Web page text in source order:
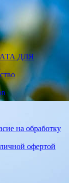
ДЛЯ
на обработку
офертой